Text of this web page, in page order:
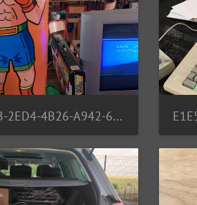
DF04B7AB-2ED4-4B26-A942-6057734CEF39